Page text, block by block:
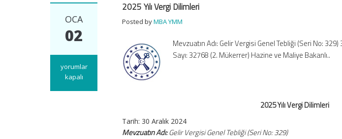
OCA
02
2025
Yılı
yorumlar
kapalı
2025 Yılı Vergi Dilimleri
Posted byMBA YMM
Mevzuatın Adı: Gelir Vergisi Genel Tebliği (Seri No:
Sayı: 32768 (2. Mükerrer) Hazine ve Maliye Bakanlı..
2025 Yılı Vergi Dilimleri
Tarih: 30 Aralık 2024
Mevzuatın Adı:Gelir Vergisi Genel Tebliği (Seri No: 329)